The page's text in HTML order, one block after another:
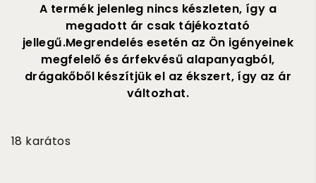
A termék jelenleg nincs készleten, így a
megadott ár csak tájékoztató
jellegű.Megrendelés esetén az Ön igényeinek
megfelelő és árfekvésű alapanyagból,
drágakőből készítjük el az ékszert, így az ár
változhat.
18 karátos